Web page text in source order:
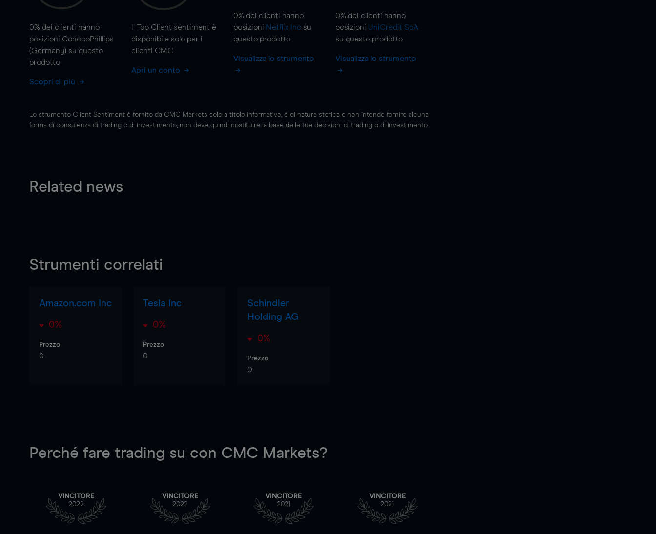
0% dei clienti hanno
posizioni ConocoPhillips
(Germany) su questo
prodotto
Scopri di più
Il Top Client sentiment è
disponibile solo per i
clienti CMC
Apri un conto
0% dei clienti hanno
posizioni Netflix Inc su
questo prodotto
Visualizza lo strumento
0% dei clienti hanno
posizioni UniCredit SpA
su questo prodotto
Visualizza lo strumento
Lo strumento Client Sentiment è fornito da CMC Markets solo a titolo informativo, è di natura storica e non intende fornire alcuna
forma di consulenza di trading o di investimento; non deve quindi costituire la base delle tue decisioni di trading o di investimento.
Related news
Strumenti correlati
Amazon.com Inc
0%
Prezzo
0
Tesla Inc
0%
Prezzo
0
Schindler
Holding AG
0%
Prezzo
0
Perché fare trading su con CMC Markets?
VINCITORE
2022
VINCITORE
2022
VINCITORE
2021
VINCITORE
2021